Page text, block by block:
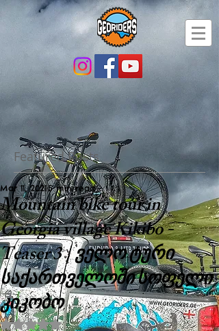
Featured Posts
Mountain bike tour in
Georgia village Kikibo -
Teaser 3 | ველო ტური
საქართველოში სოფელი
კიკობო
Mar 11, 20215 min read
Rated NaN out of 5 stars.